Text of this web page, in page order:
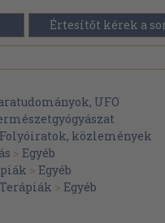
Értesítőt kérek a
UFO
Folyóiratok, közlemények
> Egyéb
> Egyéb
Terápiák > Egyéb